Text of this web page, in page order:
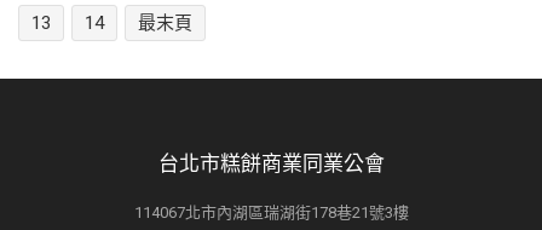
13
14 最末頁
台北市糕餅商業同業公會
114067北市內湖區瑞湖街178巷21號3樓